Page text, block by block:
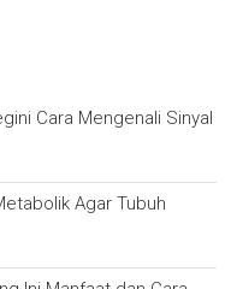
Cara Mengenali Sinyal
Agar Tubuh